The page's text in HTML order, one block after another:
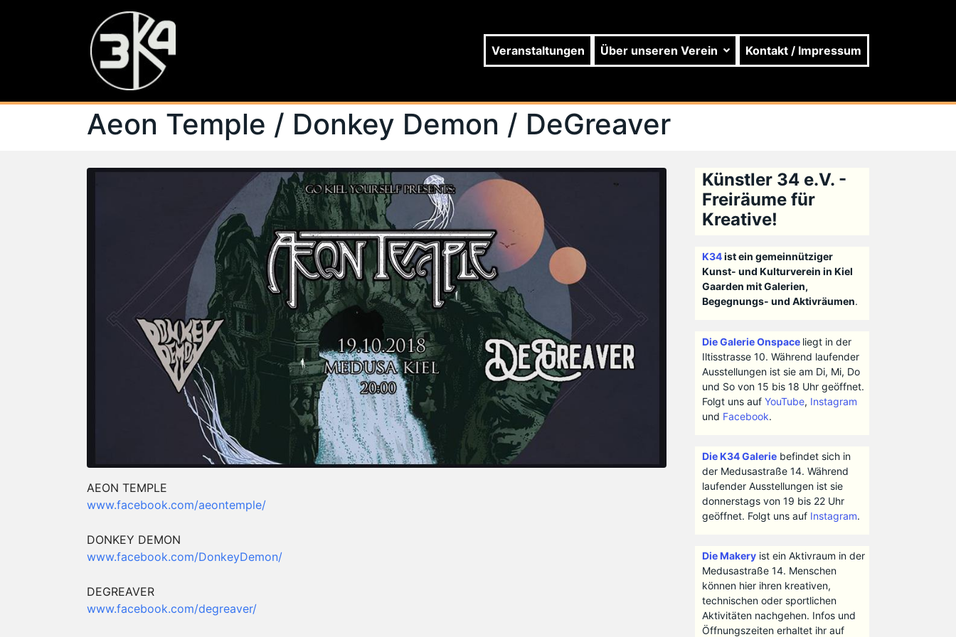
Veranstaltungen Über unseren Verein Kontakt / Impressum
Aeon Temple / Donkey Demon / DeGreaver
AEON TEMPLE
www.facebook.com/aeontemple/
DONKEY DEMON
www.facebook.com/DonkeyDemon/
DEGREAVER
www.facebook.com/degreaver/
Künstler 34 e.V. -
Freiräume für
Kreative!
K34ist ein gemeinnütziger
Kunst- und Kulturverein in Kiel
Gaarden mit Galerien,
Begegnungs- und Aktivräumen.
Die Galerie Onspace liegt in der
Iltisstrasse 10. Während laufender
Ausstellungen ist sie am Di, Mi, Do
und So von 15 bis 18 Uhr geöffnet.
Folgt uns auf YouTube, Instagram
und Facebook.
Die K34 Galeriebefindet sich in
der Medusastraße 14. Während
laufender Ausstellungen ist sie
donnerstags von 19 bis 22 Uhr
geöffnet. Folgt uns auf Instagram.
Die Makeryist ein Aktivraum in der
Medusastraße 14. Menschen
können hier ihren kreativen,
technischen oder sportlichen
Aktivitäten nachgehen. Infos und
Öffnungszeiten erhaltet ihr auf